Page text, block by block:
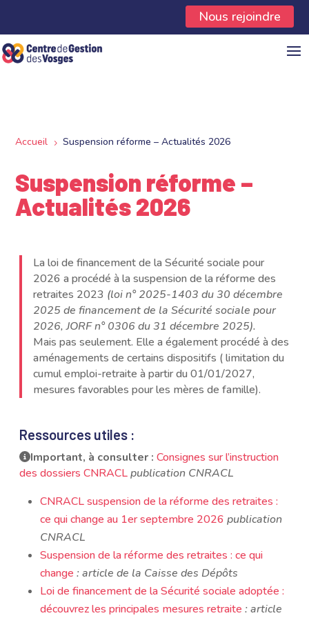
Nous rejoindre
Accueil 5 Suspension réforme – Actualités 2026
Suspension réforme –
Actualités 2026
La loi de financement de la Sécurité sociale pour
2026 a procédé à la suspension de la réforme des
retraites 2023 (loi n° 2025-1403 du 30 décembre
2025 de financement de la Sécurité sociale pour
2026, JORF n° 0306 du 31 décembre 2025).
Mais pas seulement. Elle a également procédé à des
aménagements de certains dispositifs ( limitation du
cumul emploi-retraite à partir du 01/01/2027,
mesures favorables pour les mères de famille).
Ressources utiles :
Important, à consulter : Consignes sur l’instruction
des dossiers CNRACLpublication CNRACL
CNRACL suspension de la réforme des retraites :
ce qui change au 1er septembre 2026 publication
CNRACL
Suspension de la réforme des retraites : ce qui
change: article de la Caisse des Dépôts
Loi de financement de la Sécurité sociale adoptée :
découvrez les principales mesures retraite : article